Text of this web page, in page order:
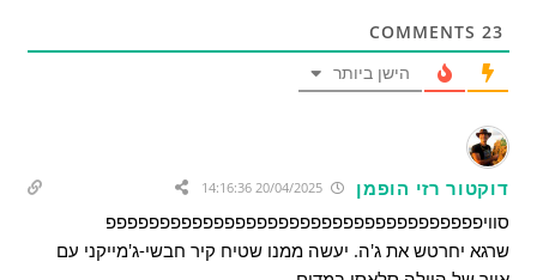
23
הישן ביותר
דוקטור רזי הופמן
סוויפפפפפפפפפפפפפפפפפפפפפפפפפפפפפפפפפפפ
שרגא יחרטש את ג'ה. יעשה ממנו שטיח קיר חבשי-ג'מייקני עם